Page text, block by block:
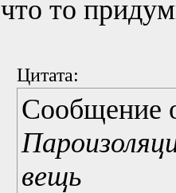
что то
Цитата:
Сообщение
вещь